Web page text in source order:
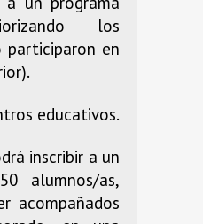
los
participaron en
educativos.
inscribir a un
alumnos/as,
acompañados